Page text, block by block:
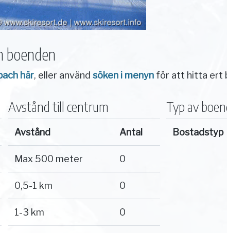
boenden
här, eller använd söken i menyn för att hitta ert
Avstånd till centrum
Avstånd Antal
Max 500 meter 0
0,5-1 km 0
1-3 km 0
Typ av
Bostadstyp